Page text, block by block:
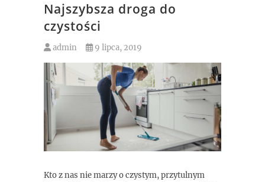
Najszybsza droga do
czystości
admin 9 lipca, 2019
Kto z nas nie marzy o czystym, przytulnym